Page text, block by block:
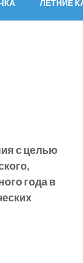
ЛЕТНИЕ
с целью
года в